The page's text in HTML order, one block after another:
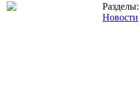
Разделы:
Новости